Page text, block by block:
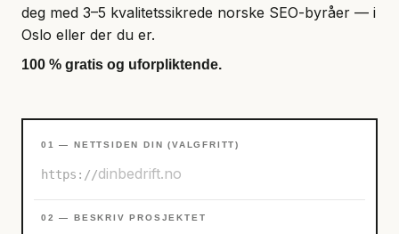
deg med 3–5 kvalitetssikrede norske SEO-byråer — i
Oslo eller der du er.
100 % gratis og uforpliktende.
01 — NETTSIDEN DIN (VALGFRITT)
https://
02 — BESKRIV PROSJEKTET